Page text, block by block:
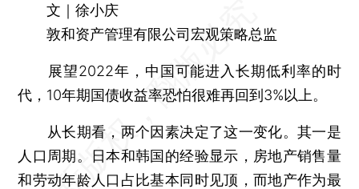
文｜徐小庆
敦和资产管理有限公司宏观策略总监
展望2022年，中国可能进入长期低利率的时
代，10年期国债收益率恐怕很难再回到3%以上。
从长期看，两个因素决定了这一变化。其一是
人口周期。日本和韩国的经验显示，房地产销售量
和劳动年龄人口占比基本同时见顶，而地产作为最